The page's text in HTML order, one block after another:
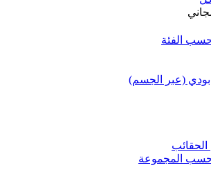
الفئة
(عبر الجسم)
الحقائب
حسب المجموعة